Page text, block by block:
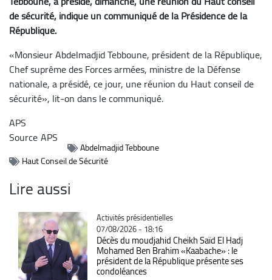
de sécurité, indique un communiqué de la Présidence de la
République.
«Monsieur Abdelmadjid Tebboune, président de la République,
Chef suprême des Forces armées, ministre de la Défense
nationale, a présidé, ce jour, une réunion du Haut conseil de
sécurité», lit-on dans le communiqué.
APS
SourceAPS
Abdelmadjid Tebboune
Haut Conseil de Sécurité
Lire aussi
Catégorie
Activités présidentielles
07/08/2026 - 18:16
Décès du moudjahid Cheikh Saïd El Hadj
Mohamed Ben Brahim «Kaabache» : le
président de la République présente ses
condoléances